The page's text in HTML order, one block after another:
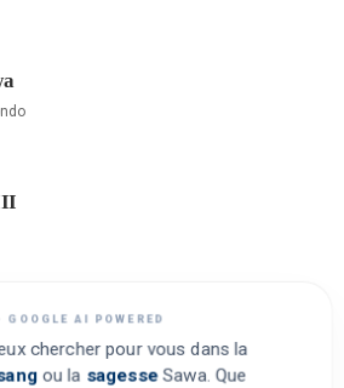
GOOGLE AI POWERED
chercher pour vous dans la
ou la sagesseSawa. Que